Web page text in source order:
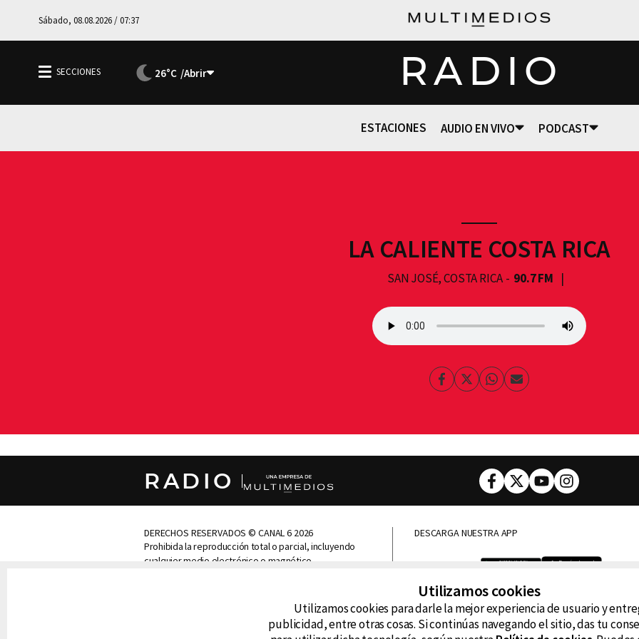
Sábado, 08.08.2026 / 07:37
26°C RADIO
ESTACIONES AUDIO EN VIVO PODCAST
LA CALIENTE COSTA RICA
SAN JOSÉ, COSTA RICA 90.7 FM
Facebook
TwitterWhatsapp
Enviar
RADIO Facebook
TwitterYoutubeInstagram
DERECHOS RESERVADOS © CANAL 6 2026
Prohibida la reproducción total o parcial, incluyendo
cualquier medio electrónico o magnético.
DEFENSORÍA DE LAS AUDIENCIAS
DESCARGA NUESTRA APP
La Caliente
Utilizamos cookies
Utilizamos cookies para darle la mejor experiencia de usuario y
publicidad, entre otras cosas. Si continúas navegando el sitio, das tu